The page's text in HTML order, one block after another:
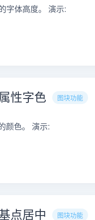
字体高度。 演示:
性字色 图块功能
颜色。 演示:
点居中 图块功能